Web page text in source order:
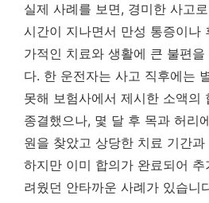
실제 사례를 보면, 경미한 사고
시간이 지나면서 만성 통증이나
가적인 치료와 생활에 큰 불편
다. 한 운전자는 사고 직후에는
못해 보험사에서 제시한 소액의
종결했으나, 몇 달 후 목과 허리
원을 찾았고 상당한 치료 기간
하지만 이미 합의가 완료되어
려웠던 안타까운 사례가 있습니